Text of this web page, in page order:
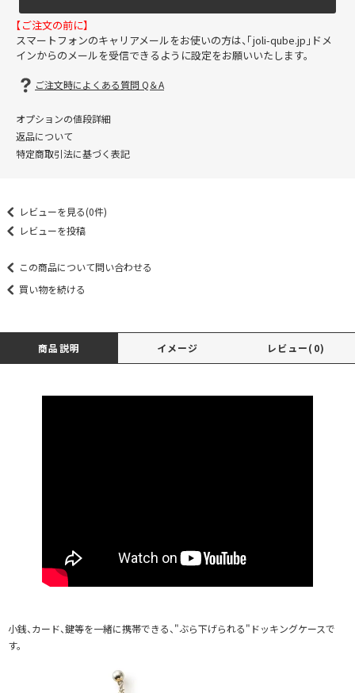
【ご注文の前に】
スマートフォンのキャリアメールをお使いの方は、「joli-qube.jp」ドメ
インからのメールを受信できるように設定をお願いいたします。
ご注文時によくある質問 Q＆A
オプションの値段詳細
返品について
特定商取引法に基づく表記
レビューを見る(0件)
レビューを投稿
この商品について問い合わせる
買い物を続ける
商品説明 イメージ レビュー(0)
小銭、カード、鍵等を一緒に携帯できる、"ぶら下げられる"ドッキングケースで
す。